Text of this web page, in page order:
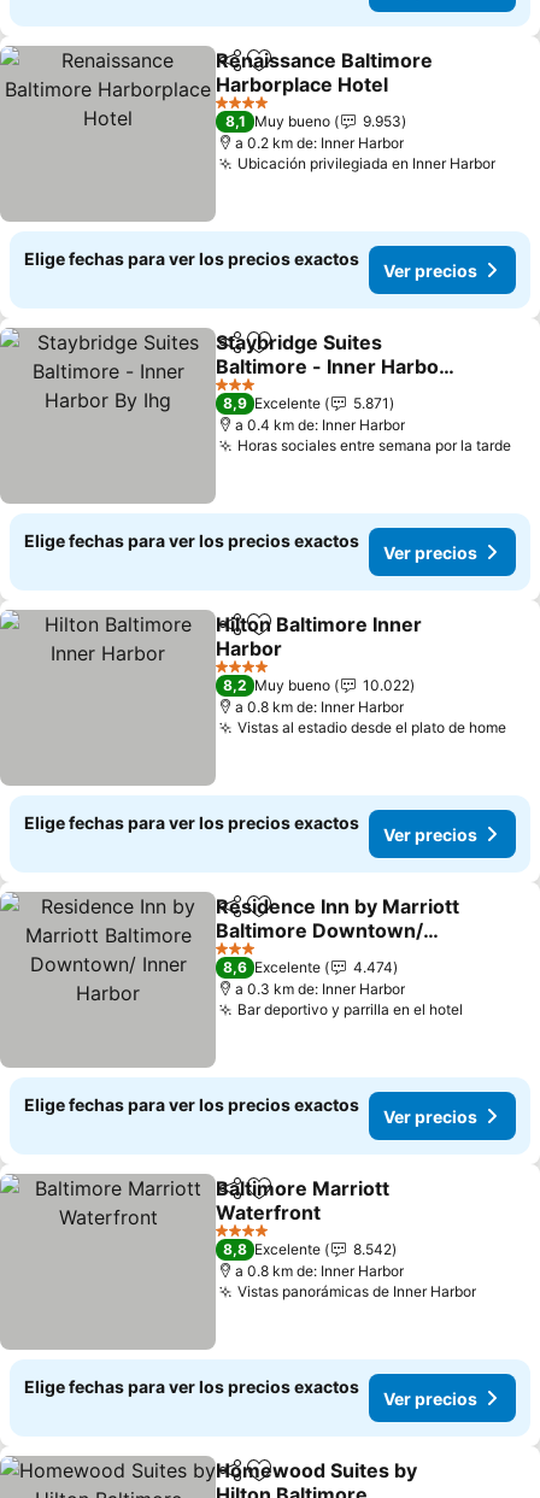
CompartirAgregar a favoritos
Renaissance Baltimore
Harborplace Hotel
Ver precios
4 Estrellas
8,1 Muy bueno
9.953
a 0.2 km de: Inner Harbor
Ubicación privilegiada en Inner HarborVer
Elige fechas para ver los precios exactos
Ver precios
CompartirAgregar a favoritos
Staybridge Suites
Baltimore - Inner Harbor
By Ihg
Ver precios
3 Estrellas
8,9 Excelente
5.871
a 0.4 km de: Inner Harbor
Horas sociales entre semana por la tarde
Elige fechas para ver los precios exactos
Ver precios
CompartirAgregar a favoritos
Hilton Baltimore Inner
Harbor
Ver precios
4 Estrellas
8,2 Muy bueno
10.022
a 0.8 km de: Inner Harbor
Vistas al estadio desde el plato de home
Elige fechas para ver los precios exactos
Ver precios
CompartirAgregar a favoritos
Residence Inn by Marriott
Baltimore Downtown/
Inner Harbor
Ver precios
3 Estrellas
8,6 Excelente
4.474
a 0.3 km de: Inner Harbor
Bar deportivo y parrilla en el hotel
Elige fechas para ver los precios exactos
Ver precios
CompartirAgregar a favoritos
Baltimore Marriott
Waterfront
Ver precios
4 Estrellas
8,8 Excelente
8.542
a 0.8 km de: Inner Harbor
Vistas panorámicas de Inner HarborVer
Elige fechas para ver los precios exactos
Ver precios
CompartirAgregar a favoritos
Homewood Suites by